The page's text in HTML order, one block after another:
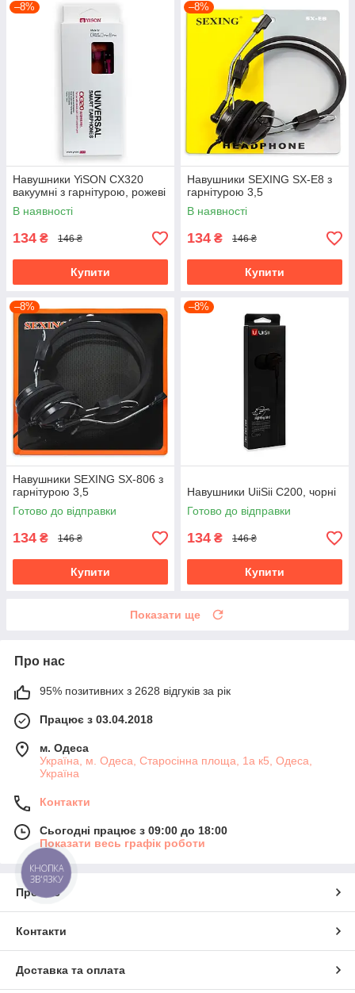
–8%
Навушники YiSON CX320
вакуумні з гарнітурою, рожеві
В наявності
134 ₴ 146 ₴
Купити
–8%
Навушники SEXING SX-E8 з
гарнітурою 3,5
В наявності
134 ₴ 146 ₴
Купити
–8%
Навушники SEXING SX-806 з
гарнітурою 3,5
Готово до відправки
134 ₴ 146 ₴
Купити
–8%
Навушники UiiSii C200, чорні
Готово до відправки
134 ₴ 146 ₴
Купити
Показати ще
Про нас
95% позитивних з 2628 відгуків за рік
Працює з 03.04.2018
м. Одеса
Україна, м. Одеса, Старосінна площа, 1а к5, Одеса,
Україна
Контакти
Сьогодні працює з 09:00 до 18:00
Показати весь графік роботи
Про нас
Контакти
Доставка та оплата
КНОПКА
ЗВ'ЯЗКУ